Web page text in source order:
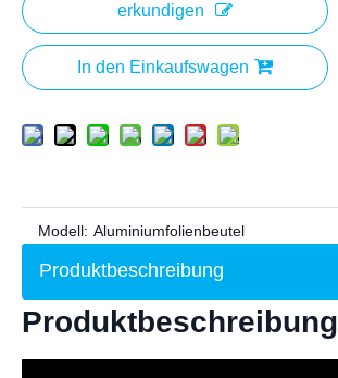
erkundigen
In den Einkaufswagen
Modell: Aluminiumfolienbeutel
Produktbeschreibung
Produktbeschreibung